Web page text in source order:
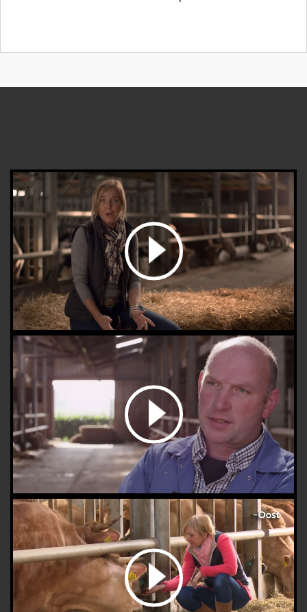
bekijk de video
bekijk de video
bekijk de video